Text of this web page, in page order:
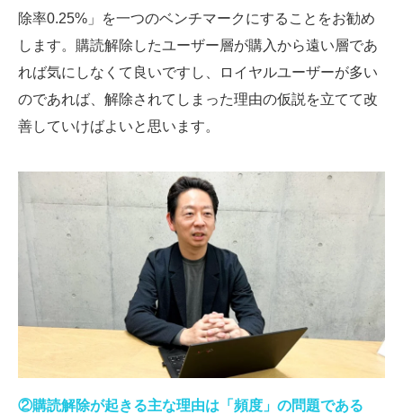
除率0.25%」を一つのベンチマークにすることをお勧め
します。購読解除したユーザー層が購入から遠い層であ
れば気にしなくて良いですし、ロイヤルユーザーが多い
のであれば、解除されてしまった理由の仮説を立てて改
善していけばよいと思います。
②購読解除が起きる主な理由は「頻度」の問題である